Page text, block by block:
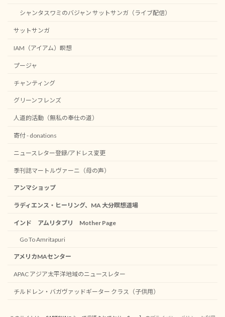
シャンタスワミのバジャン サットサンガ（ライブ配信）
サットサンガ
IAM（アイアム）瞑想
プージャ
チャンティング
グリーンフレンズ
人道的活動（無私の奉仕の道）
寄付 - donations
ニュースレター登録/アドレス変更
季刊誌マートルヴァーニ（母の声）
アンマショップ
ラディエンス・ヒーリング、MA 大分瞑想道場
インド アムリタプリ Mother Page
Go To Amritapuri
アメリカMAセンター
APAC アジア太平洋地域のニュースレター
チルドレン・バガヴァッドギーター クラス（子供用）